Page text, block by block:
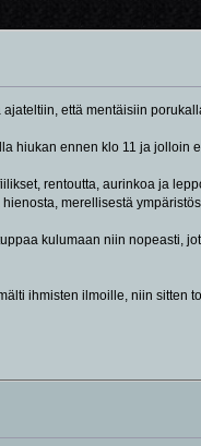
että mentäisiin
hiukan ennen klo 11 ja jolloin
rentoutta, aurinkoa ja
merellisestä
kulumaan niin nopeasti,
ihmisten ilmoille, niin sitten